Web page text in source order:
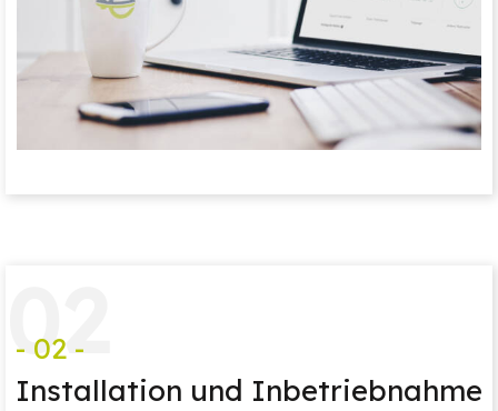
02
- 02 -
Installation und Inbetriebnahme